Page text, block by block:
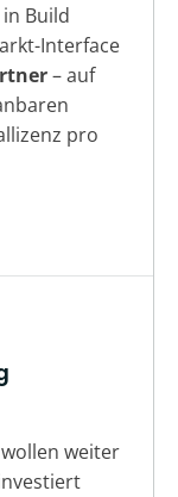
Build
Interface
– auf
pro
weiter